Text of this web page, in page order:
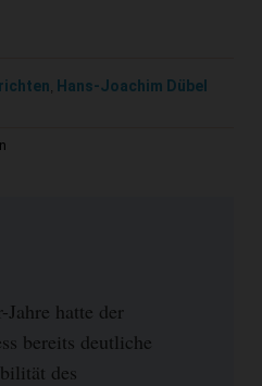
, Hans-Joachim Dübel
Jahre hatte der
bereits deutliche
des